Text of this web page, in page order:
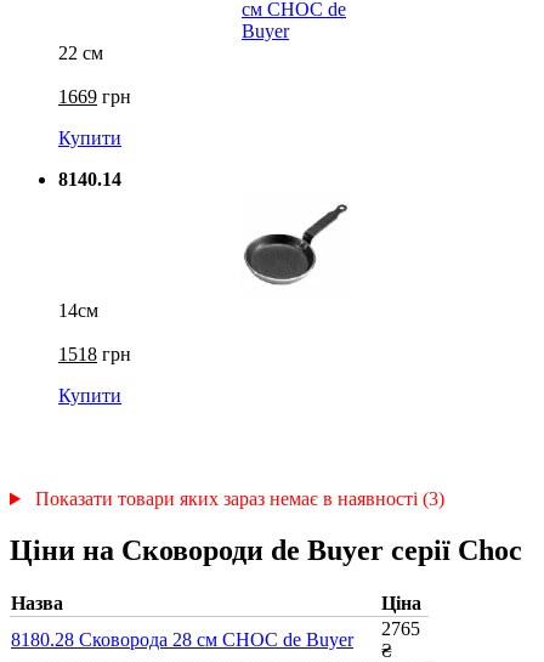
22 см
1669 грн
Купити
8140.14
14см
1518 грн
Купити
Показати товари яких зараз немає в наявності (3)
Ціни на Cковороди de Buyer серії Choc
Назва
Ціна
8180.28 Сковорода 28 см CHOC de Buyer
2765
₴